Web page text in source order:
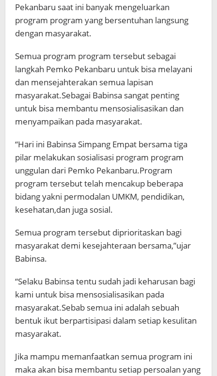
Pekanbaru saat ini banyak mengeluarkan
program program yang bersentuhan langsung
dengan masyarakat.
Semua program program tersebut sebagai
langkah Pemko Pekanbaru untuk bisa melayani
dan mensejahterakan semua lapisan
masyarakat.Sebagai Babinsa sangat penting
untuk bisa membantu mensosialisasikan dan
menyampaikan pada masyarakat.
“Hari ini Babinsa Simpang Empat bersama tiga
pilar melakukan sosialisasi program program
unggulan dari Pemko Pekanbaru.Program
program tersebut telah mencakup beberapa
bidang yakni permodalan UMKM, pendidikan,
kesehatan,dan juga sosial.
Semua program tersebut diprioritaskan bagi
masyarakat demi kesejahteraan bersama,”ujar
Babinsa.
“Selaku Babinsa tentu sudah jadi keharusan bagi
kami untuk bisa mensosialisasikan pada
masyarakat.Sebab semua ini adalah sebuah
bentuk ikut berpartisipasi dalam setiap kesulitan
masyarakat.
Jika mampu memanfaatkan semua program ini
maka akan bisa membantu setiap persoalan yang